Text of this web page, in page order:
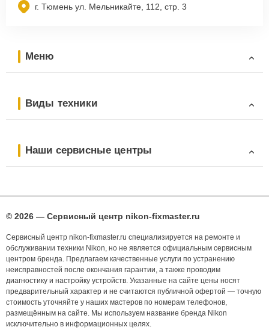
г. Тюмень ул. Мельникайте, 112, стр. 3
Меню
Виды техники
Наши сервисные центры
© 2026 — Сервисный центр nikon-fixmaster.ru
Сервисный центр nikon-fixmaster.ru специализируется на ремонте и
обслуживании техники Nikon, но не является официальным сервисным
центром бренда. Предлагаем качественные услуги по устранению
неисправностей после окончания гарантии, а также проводим
диагностику и настройку устройств. Указанные на сайте цены носят
предварительный характер и не считаются публичной офертой — точную
стоимость уточняйте у наших мастеров по номерам телефонов,
размещённым на сайте. Мы используем название бренда Nikon
исключительно в информационных целях.